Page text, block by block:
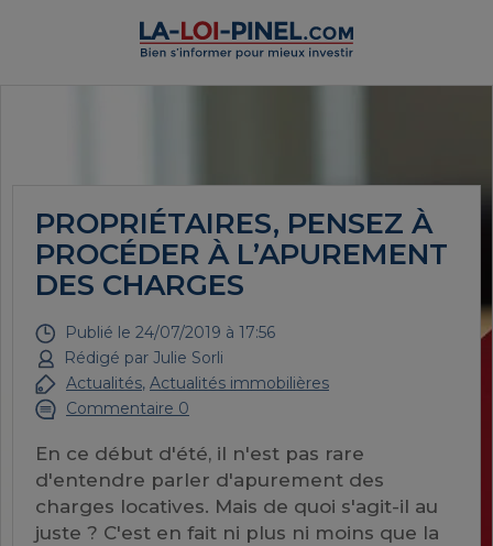
PROPRIÉTAIRES, PENSEZ À
PROCÉDER À L’APUREMENT
DES CHARGES
Publié le 24/07/2019 à 17:56
Rédigé par Julie Sorli
Actualités, Actualités immobilières
Commentaire 0
En ce début d'été, il n'est pas rare
d'entendre parler d'apurement des
charges locatives. Mais de quoi s'agit-il au
juste ? C'est en fait ni plus ni moins que la